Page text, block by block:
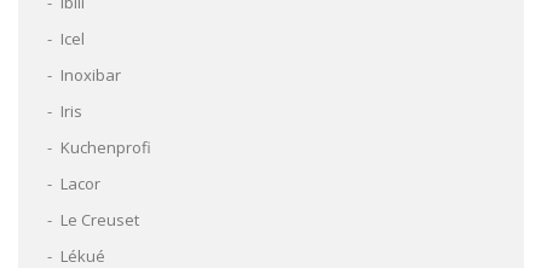
Icel
Inoxibar
Iris
Kuchenprofi
Lacor
Le Creuset
Lékué